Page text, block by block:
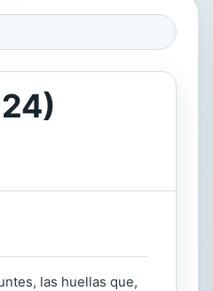
las huellas que,